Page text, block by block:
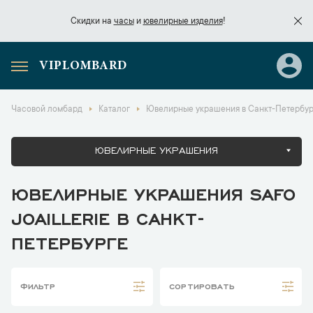
Скидки на часыи ювелирные изделия!
Скидки начасы
VIPLOMBARD
Часовой ломбард Каталог Ювелирные украшения в Санкт-
ЮВЕЛИРНЫЕ УКРАШЕНИЯ
ЮВЕЛИРНЫЕ УКРАШЕНИЯ SAFO
JOAILLERIE В САНКТ-
ПЕТЕРБУРГЕ
ФИЛЬТР СОРТИРОВАТЬ